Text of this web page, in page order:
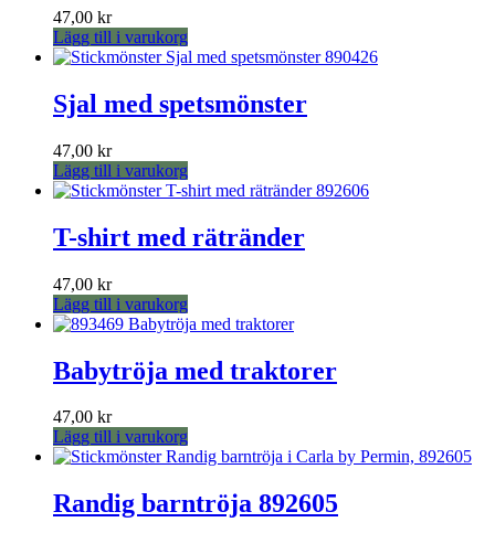
47,00 kr
Lägg till i varukorg
Sjal med spetsmönster
47,00 kr
Lägg till i varukorg
T-shirt med rätränder
47,00 kr
Lägg till i varukorg
Babytröja med traktorer
47,00 kr
Lägg till i varukorg
Randig barntröja 892605